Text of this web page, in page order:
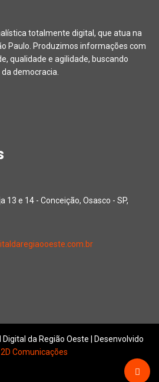
totalmente digital, que atua na
Paulo. Produzimos informações com
qualidade e agilidade, buscando
democracia.
13 e 14 - Conceição, Osasco - SP,
da Região Oeste | Desenvolvido
2D Comunicações